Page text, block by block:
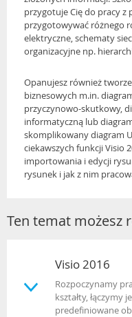
przygotuje Cię do pracy z
przygotowywać różnego
elektryczne, schematy
organizacyjne np.
Opanujesz również
biznesowych m.in.
przyczynowo-skutkowy,
informatyczną lub
skomplikowany diagram
ciekawszych funkcji Visio
importowania i edycji
rysunek i jak z nim
Ten temat możesz
Visio 2016
Rozpoczynamy
kształty, łączymy
predefiniowane